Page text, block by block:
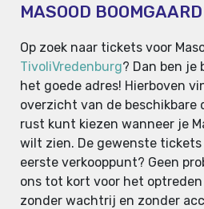
MASOOD
Op zoek naar tickets voor
TivoliVredenburg? Dan ben je
het goede adres! Hierboven
overzicht van de beschikbare
rust kunt kiezen wanneer je
wilt zien. De gewenste
eerste verkooppunt? Geen
ons tot kort voor het
zonder wachtrij en zonder